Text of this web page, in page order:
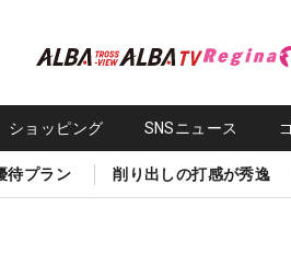
ショッピング SNSニュース
待プラン 削り出しの打感が秀逸